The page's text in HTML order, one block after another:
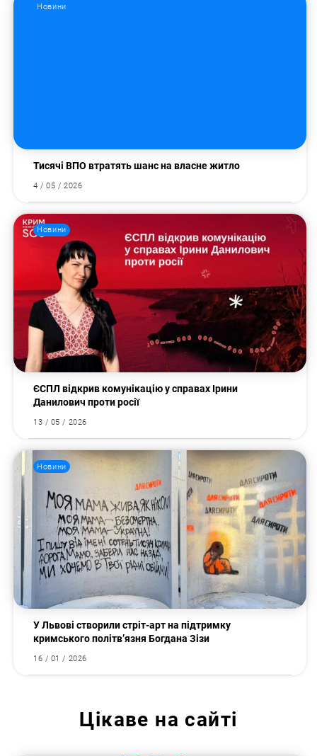
Пошук за запитом:
Новини
Тисячі ВПО втратять шанс на власне житло
4 / 05 / 2026
Новини
ЄСПЛ відкрив комунікацію у справах Ірини
Данилович проти росії
13 / 05 / 2026
Новини
У Львові створили стріт-арт на підтримку
кримського політв’язня Богдана Зізи
16 / 01 / 2026
Цікаве на сайті